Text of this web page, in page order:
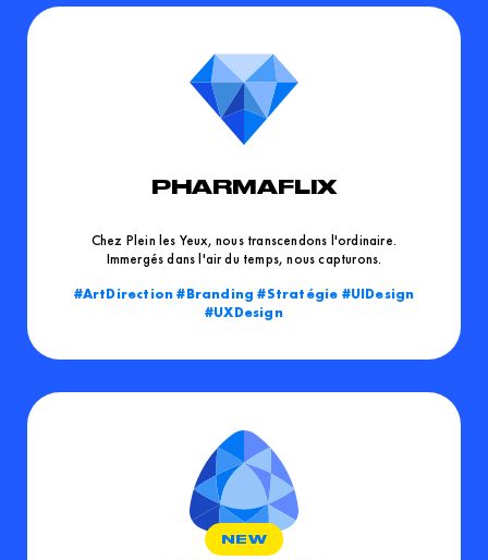
PHARMAFLIX
Chez Plein les Yeux, nous transcendons l'ordinaire.
Immergés dans l'air du temps, nous capturons.
ArtDirection
Branding Stratégie
UIDesign
UXDesign